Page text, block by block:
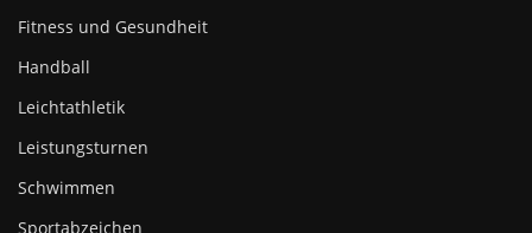
Fitness und Gesundheit
Handball
Leichtathletik
Leistungsturnen
Schwimmen
Sportabzeichen